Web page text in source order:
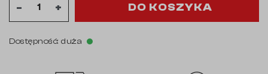
Dostępność: duża
- + DO KOSZYKA